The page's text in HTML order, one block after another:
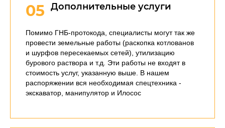
05 Дополнительные услуги
Помимо ГНБ-протокода, специалисты могут так же
провести земельные работы (раскопка котлованов
и шурфов пересекаемых сетей), утилизацию
бурового раствора и т.д. Эти работы не входят в
стоимость услуг, указанную выше. В нашем
распоряжении вся необходимая спецтехника -
экскаватор, манипулятор и Илосос